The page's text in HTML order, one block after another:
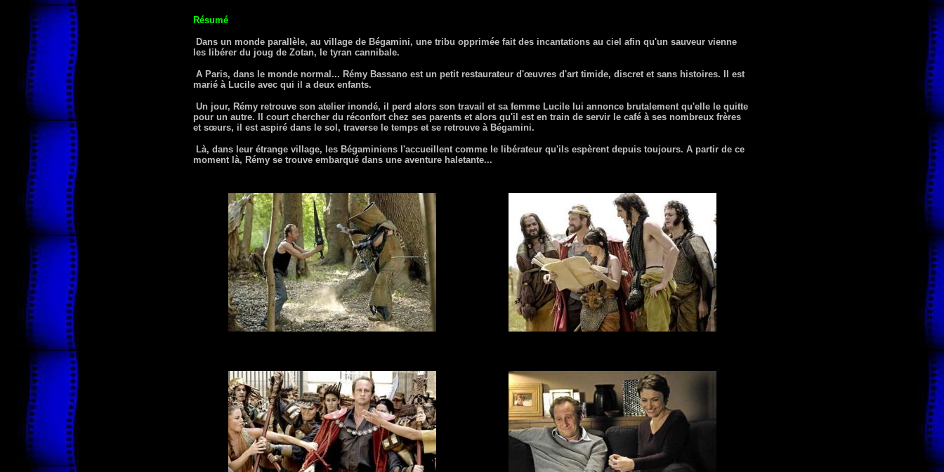
Résumé
Dans un monde parallèle, au village de Bégamini, une tribu opprimée fait des incantations au ciel afin qu'un sauveur vienne
les libérer du joug de Zotan, le tyran cannibale.
A Paris, dans le monde normal... Rémy Bassano est un petit restaurateur d'œuvres d'art timide, discret et sans histoires. Il est
marié à Lucile avec qui il a deux enfants.
Un jour, Rémy retrouve son atelier inondé, il perd alors son travail et sa femme Lucile lui annonce brutalement qu'elle le quitte
pour un autre. Il court chercher du réconfort chez ses parents et alors qu'il est en train de servir le café à ses nombreux frères
et sœurs, il est aspiré dans le sol, traverse le temps et se retrouve à Bégamini.
Là, dans leur étrange village, les Bégaminiens l'accueillent comme le libérateur qu'ils espèrent depuis toujours. A partir de ce
moment là, Rémy se trouve embarqué dans une aventure haletante...